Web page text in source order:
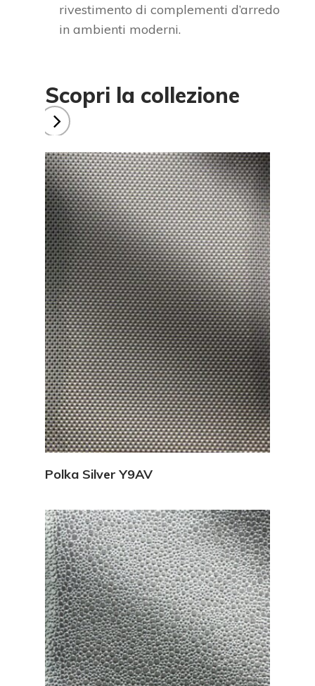
rivestimento di complementi d’arredo
in ambienti moderni.
Scopri la collezione
Polka Silver Y9AV